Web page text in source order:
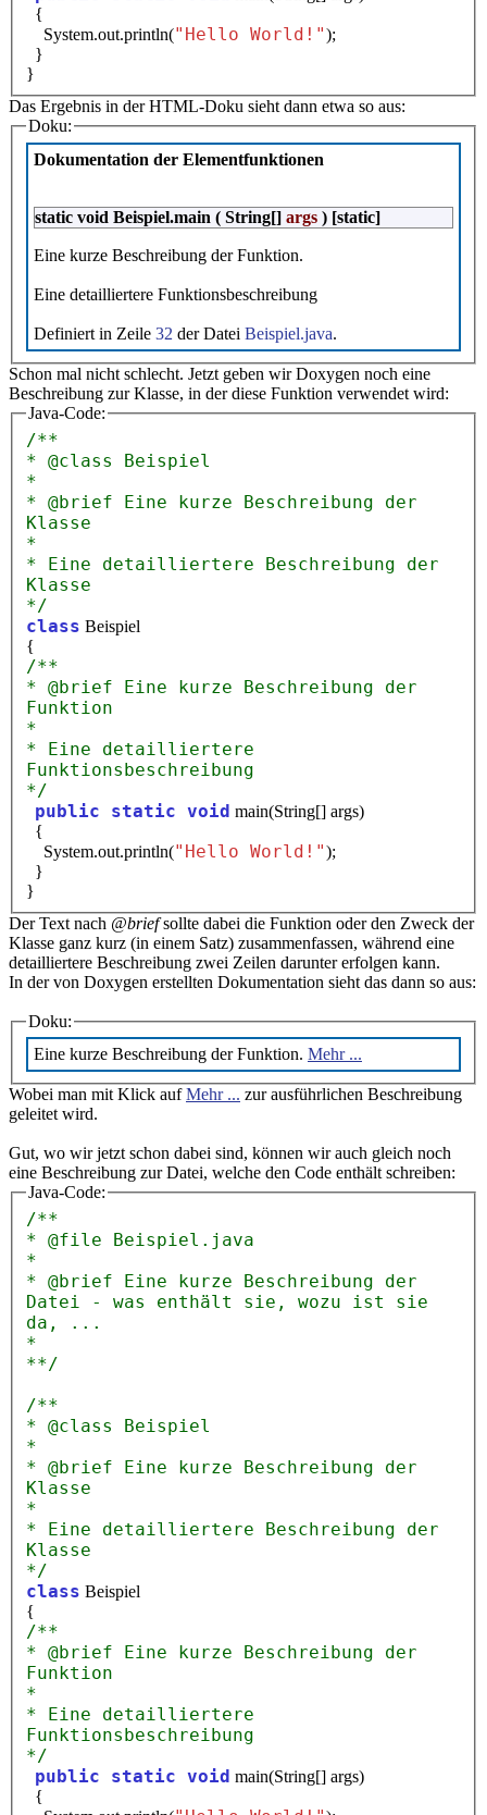
{
System.out.println("Hello World!");
}
}
Das Ergebnis in der HTML-Doku sieht dann etwa so aus:
Doku:
Dokumentation der Elementfunktionen
static void Beispiel.main ( String[] args ) [static]
Eine kurze Beschreibung der Funktion.
Eine detailliertere Funktionsbeschreibung
Definiert in Zeile 32 der Datei Beispiel.java.
Schon mal nicht schlecht. Jetzt geben wir Doxygen noch eine
Beschreibung zur Klasse, in der diese Funktion verwendet wird:
Java-Code:
/**
* @class Beispiel
*
* @brief Eine kurze Beschreibung der
Klasse
*
* Eine detailliertere Beschreibung der
Klasse
*/
class Beispiel
{
/**
* @brief Eine kurze Beschreibung der
Funktion
*
* Eine detailliertere
Funktionsbeschreibung
*/
public static void main(String[] args)
{
System.out.println("Hello World!");
}
}
Der Text nach @briefsollte dabei die Funktion oder den Zweck der
Klasse ganz kurz (in einem Satz) zusammenfassen, während eine
detailliertere Beschreibung zwei Zeilen darunter erfolgen kann.
In der von Doxygen erstellten Dokumentation sieht das dann so aus:
Doku:
Eine kurze Beschreibung der Funktion. Mehr ...
Wobei man mit Klick aufMehr ... zur ausführlichen Beschreibung
geleitet wird.
Gut, wo wir jetzt schon dabei sind, können wir auch gleich noch
eine Beschreibung zur Datei, welche den Code enthält schreiben:
Java-Code:
/**
* @file Beispiel.java
*
* @brief Eine kurze Beschreibung der
Datei - was enthält sie, wozu ist sie
da, ...
*
**/
/**
* @class Beispiel
*
* @brief Eine kurze Beschreibung der
Klasse
*
* Eine detailliertere Beschreibung der
Klasse
*/
class Beispiel
{
/**
* @brief Eine kurze Beschreibung der
Funktion
*
* Eine detailliertere
Funktionsbeschreibung
*/
public static void main(String[] args)
{